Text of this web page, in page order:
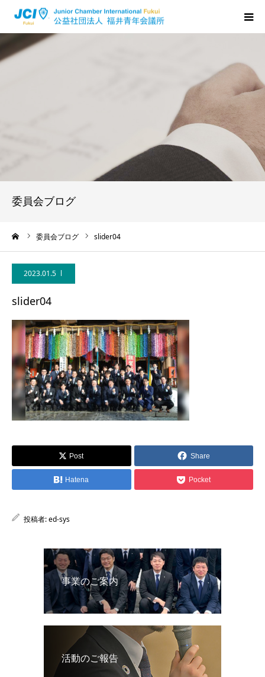
委員会ブログ
委員会ブログ slider04
2023.01.5
slider04
Post Share
Hatena Pocket
投稿者:ed-sys
事業のご案内
活動のご報告